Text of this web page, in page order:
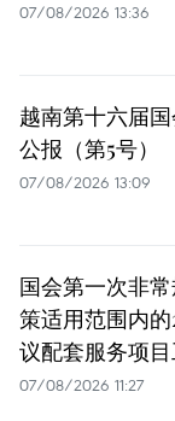
07/08/2026 13:36
越南第十六届
公报（第5号）
07/08/2026 13:09
国会第一次非
策适用范围内
议配套服务项
07/08/2026 11:27